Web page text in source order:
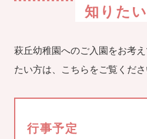
知りた
萩丘幼稚園へのご入園をお考
たい方は、こちらをご覧くださ
行事予定